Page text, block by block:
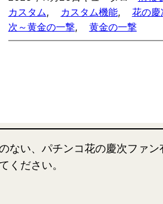
カスタム, カスタム機能, 花の慶
次～黄金の一撃, 黄金の一撃
ない、パチンコ花の慶次ファン
ください。